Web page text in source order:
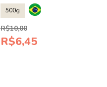
500g
R$10,00
R$6,45